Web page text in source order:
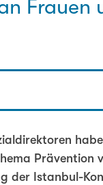
Frauen
der Istanbul-